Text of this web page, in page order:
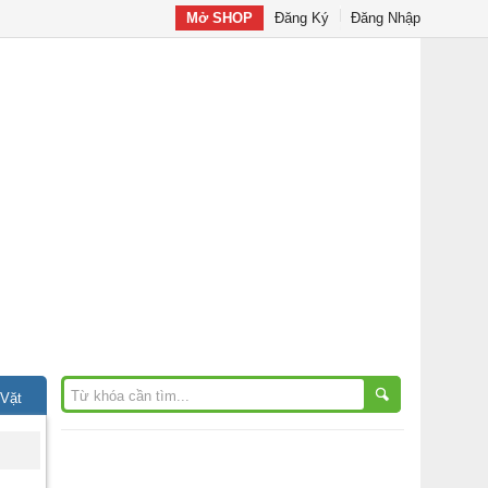
Mở SHOP Đăng Ký Đăng Nhập